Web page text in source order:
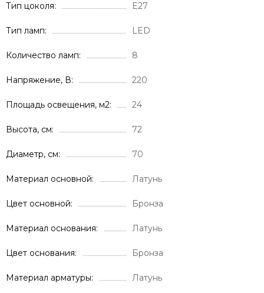
Тип цоколя E27
Тип ламп LED
Количество ламп 8
Напряжение, В 220
Площадь освещения, м2 24
Высота, см 72
Диаметр, см 70
Материал основной Латунь
Цвет основной Бронза
Материал основания Латунь
Цвет основания Бронза
Материал арматуры Латунь